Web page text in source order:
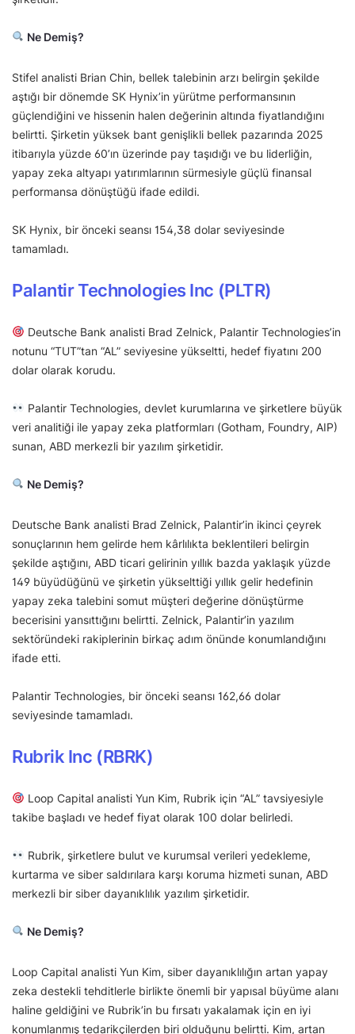
Ne Demiş?
Stifel analisti Brian Chin, bellek talebinin arzı belirgin şekilde
aştığı bir dönemde SK Hynix’in yürütme performansının
güçlendiğini ve hissenin halen değerinin altında fiyatlandığını
belirtti. Şirketin yüksek bant genişlikli bellek pazarında 2025
itibarıyla yüzde 60’ın üzerinde pay taşıdığı ve bu liderliğin,
yapay zeka altyapı yatırımlarının sürmesiyle güçlü finansal
performansa dönüştüğü ifade edildi.
SK Hynix, bir önceki seansı 154,38 dolar seviyesinde
tamamladı.
Palantir Technologies Inc (PLTR)
Deutsche Bank analisti Brad Zelnick, Palantir Technologies’in
notunu “TUT”tan “AL” seviyesine yükseltti, hedef fiyatını 200
dolar olarak korudu.
Palantir Technologies, devlet kurumlarına ve şirketlere büyük
veri analitiği ile yapay zeka platformları (Gotham, Foundry, AIP)
sunan, ABD merkezli bir yazılım şirketidir.
Ne Demiş?
Deutsche Bank analisti Brad Zelnick, Palantir’in ikinci çeyrek
sonuçlarının hem gelirde hem kârlılıkta beklentileri belirgin
şekilde aştığını, ABD ticari gelirinin yıllık bazda yaklaşık yüzde
149 büyüdüğünü ve şirketin yükselttiği yıllık gelir hedefinin
yapay zeka talebini somut müşteri değerine dönüştürme
becerisini yansıttığını belirtti. Zelnick, Palantir’in yazılım
sektöründeki rakiplerinin birkaç adım önünde konumlandığını
ifade etti.
Palantir Technologies, bir önceki seansı 162,66 dolar
seviyesinde tamamladı.
Rubrik Inc (RBRK)
Loop Capital analisti Yun Kim, Rubrik için “AL” tavsiyesiyle
takibe başladı ve hedef fiyat olarak 100 dolar belirledi.
Rubrik, şirketlere bulut ve kurumsal verileri yedekleme,
kurtarma ve siber saldırılara karşı koruma hizmeti sunan, ABD
merkezli bir siber dayanıklılık yazılım şirketidir.
Ne Demiş?
Loop Capital analisti Yun Kim, siber dayanıklılığın artan yapay
zeka destekli tehditlerle birlikte önemli bir yapısal büyüme alanı
haline geldiğini ve Rubrik’in bu fırsatı yakalamak için en iyi
konumlanmış tedarikçilerden biri olduğunu belirtti. Kim, artan